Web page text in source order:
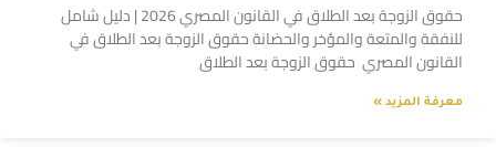
حقوق الزوجة بعد الطلاق في القانون المصري 2026 | دليل شامل
للنفقة والمتعة والمؤخر والحضانة حقوق الزوجة بعد الطلاق في
القانون المصري حقوق الزوجة بعد الطلاق
معرفة المزيد »